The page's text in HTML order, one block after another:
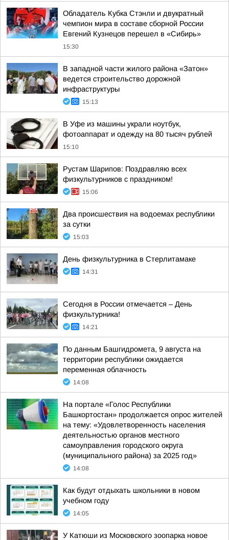
Обладатель Кубка Стэнли и двукратный
чемпион мира в составе сборной России
Евгений Кузнецов перешел в «Сибирь»
15:30
В западной части жилого района «Затон»
ведется строительство дорожной
инфраструктуры
15:13
В Уфе из машины украли ноутбук,
фотоаппарат и одежду на 80 тысяч рублей
15:10
Рустам Шарипов: Поздравляю всех
физкультурников с праздником!
15:06
Два происшествия на водоемах республики
за сутки
15:03
День физкультурника в Стерлитамаке
14:31
Сегодня в России отмечается – День
физкультурника!
14:21
По данным Башгидромета, 9 августа на
территории республики ожидается
переменная облачность
14:08
На портале «Голос Республики
Башкортостан» продолжается опрос жителей
на тему: «Удовлетворенность населения
деятельностью органов местного
самоуправления городского округа
(муниципального района) за 2025 год»
14:08
Как будут отдыхать школьники в новом
учебном году
14:05
У Катюши из Московского зоопарка новое